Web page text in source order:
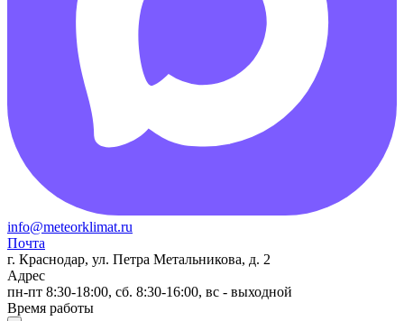
info@meteorklimat.ru
Почта
г. Краснодар, ул. Петра Метальникова, д. 2
Адрес
пн-пт 8:30-18:00, сб. 8:30-16:00, вс - выходной
Время работы